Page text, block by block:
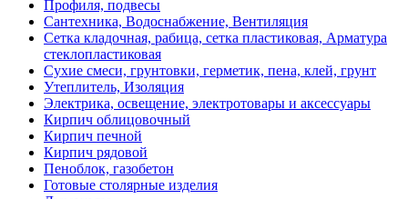
Профиля, подвесы
Сантехника, Водоснабжение, Вентиляция
Сетка кладочная, рабица, сетка пластиковая, Арматура
стеклопластиковая
Сухие смеси, грунтовки, герметик, пена, клей, грунт
Утеплитель, Изоляция
Электрика, освещение, электротовары и аксессуары
Кирпич облицовочный
Кирпич печной
Кирпич рядовой
Пеноблок, газобетон
Готовые столярные изделия